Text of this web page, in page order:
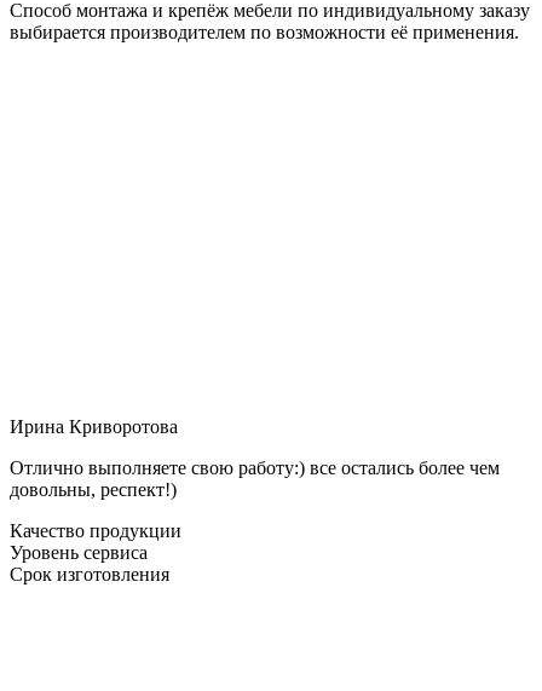
Способ монтажа и крепёж мебели по индивидуальному заказу
выбирается производителем по возможности её применения.
Ирина Криворотова
Отлично выполняете свою работу:) все остались более чем
довольны, респект!)
Качество продукции
Уровень сервиса
Срок изготовления